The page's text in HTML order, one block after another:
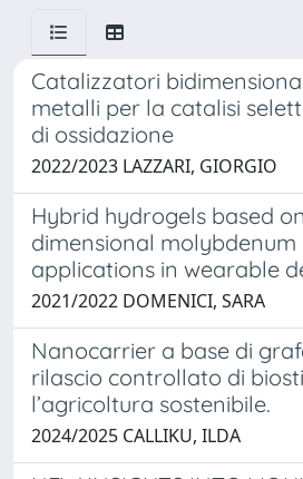
Catalizzatori
metalli per la catalisi
di ossidazione
2022/2023 LAZZARI, GIORGIO
Hybrid hydrogels based
dimensional
applications in wearable
2021/2022 DOMENICI, SARA
Nanocarrier a base di
rilascio controllato di
l’agricoltura sostenibile.
2024/2025 CALLIKU, ILDA